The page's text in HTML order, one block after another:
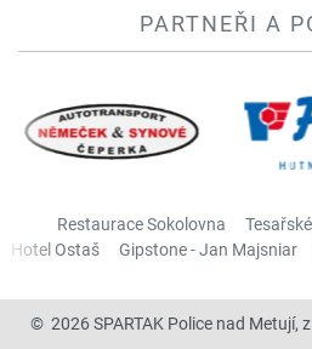
PARTNEŘI A
Restaurace Sokolovna
Hotel Ostaš
Gipstone - Jan Majsniar
© 2026 SPARTAK Police nad Metují,